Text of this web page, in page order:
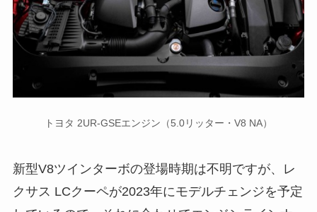
トヨタ 2UR-GSEエンジン（5.0リッター・V8 NA）
新型V8ツインターボの登場時期は不明ですが、レ
クサス LCクーペが2023年にモデルチェンジを予定